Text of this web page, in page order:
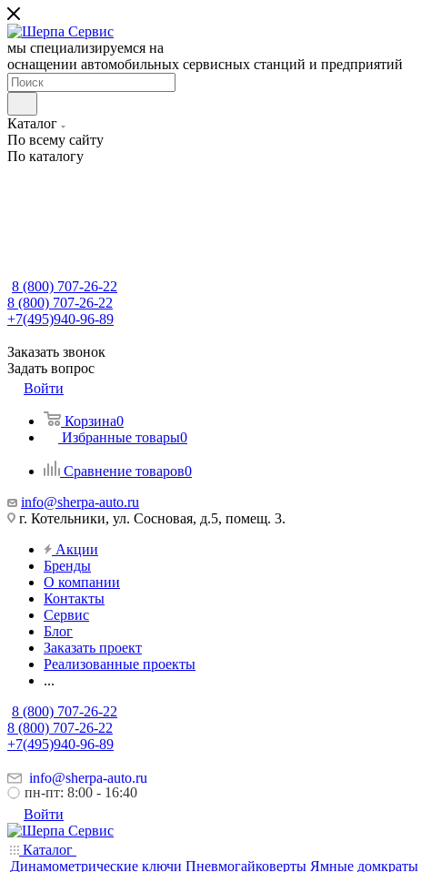
мы специализируемся на
оснащении автомобильных сервисных станций и предприятий
Каталог
По всему сайту
По каталогу
8 (800) 707-26-22
8 (800) 707-26-22
+7(495)940-96-89
Заказать звонок
Задать вопрос
Войти
Корзина0
Избранные товары0
Сравнение товаров0
info@sherpa-auto.ru
г. Котельники, ул. Сосновая, д.5, помещ. 3.
Акции
Бренды
О компании
Контакты
Сервис
Блог
Заказать проект
Реализованные проекты
...
8 (800) 707-26-22
8 (800) 707-26-22
+7(495)940-96-89
info@sherpa-auto.ru
пн-пт: 8:00 - 16:40
Войти
Каталог
Динамометрические ключи Пневмогайковерты Ямные домкраты